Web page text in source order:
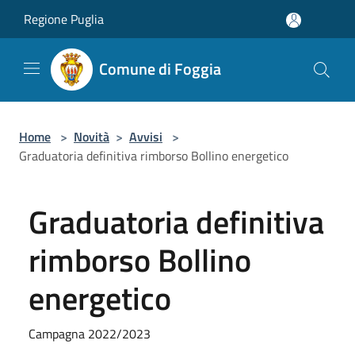
Regione Puglia
Comune di Foggia
Home > Novità > Avvisi >
Graduatoria definitiva rimborso Bollino energetico
Graduatoria definitiva
rimborso Bollino
energetico
Campagna 2022/2023